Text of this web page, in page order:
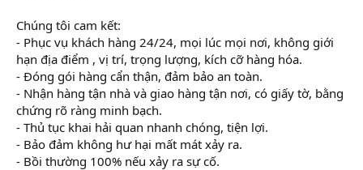
Chúng tôi cam kết:
- Phục vụ khách hàng 24/24, mọi lúc mọi nơi, không giới
hạn địa điểm , vị trí, trọng lượng, kích cỡ hàng hóa.
- Đóng gói hàng cẩn thận, đảm bảo an toàn.
- Nhận hàng tận nhà và giao hàng tận nơi, có giấy tờ, bằng
chứng rõ ràng minh bạch.
- Thủ tục khai hải quan nhanh chóng, tiện lợi.
- Bảo đảm không hư hại mất mát xảy ra.
- Bồi thường 100% nếu xảy ra sự cố.